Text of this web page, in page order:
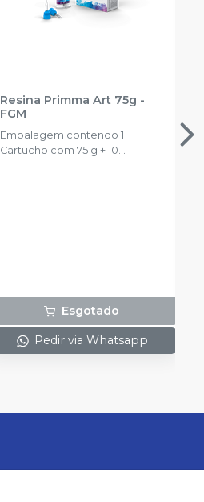
Resina Primma Art 75g -
FGM
Embalagem contendo 1
Cartucho com 75 g + 10
Esgotado
Pedir via Whatsapp